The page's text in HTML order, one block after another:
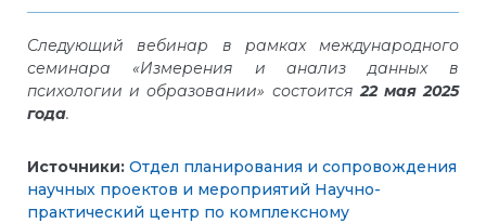
Следующий вебинар в рамках международного
семинара «Измерения и анализ данных в
психологии и образовании» состоится22мая 2025
года.
Источники: Отдел планирования и сопровождения
научных проектов и мероприятий Научно-
практический центр по комплексному